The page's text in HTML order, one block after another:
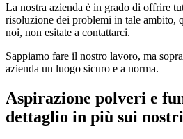
La nostra azienda è in grado di offrire
risoluzione dei problemi in tale ambito,
noi, non esitate a contattarci.
Sappiamo fare il nostro lavoro, ma
azienda un luogo sicuro e a norma.
Aspirazione polveri e
dettaglio in più sui